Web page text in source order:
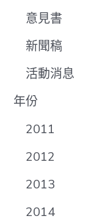
意見書
新聞稿
活動消息
年份
2011
2012
2013
2014